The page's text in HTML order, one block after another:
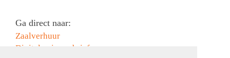
Ga direct naar:
Zaalverhuur
Digitale nieuwsbrief